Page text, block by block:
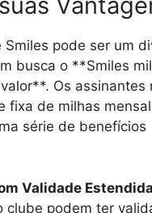
Smiles pode ser um
busca o **Smiles
Os assinantes
fixa de milhas
série de benefícios
Validade
clube podem ter